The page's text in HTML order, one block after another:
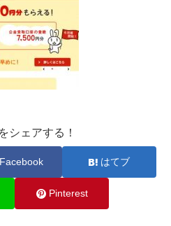
シェアする！
Facebook はてブ
Pinterest